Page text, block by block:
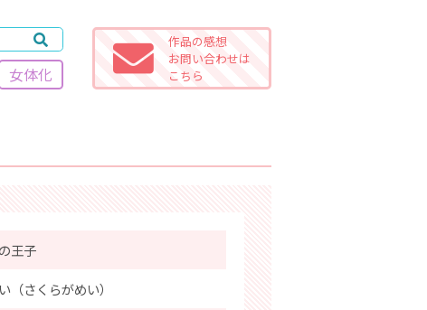
女体化
作品の感想
お問い合わせは
こちら
王子
（さくらがめい）